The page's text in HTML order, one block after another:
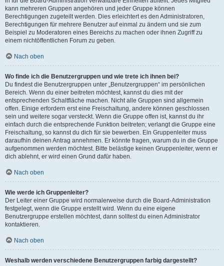
kann mehreren Gruppen angehören und jeder Gruppe können
Berechtigungen zugeteilt werden. Dies erleichtert es den Administratoren,
Berechtigungen für mehrere Benutzer auf einmal zu ändern und sie zum
Beispiel zu Moderatoren eines Bereichs zu machen oder ihnen Zugriff zu
einem nichtöffentlichen Forum zu geben.
Nach oben
Wo finde ich die Benutzergruppen und wie trete ich ihnen bei?
Du findest die Benutzergruppen unter „Benutzergruppen“ im persönlichen
Bereich. Wenn du einer beitreten möchtest, kannst du dies mit der
entsprechenden Schaltfläche machen. Nicht alle Gruppen sind allgemein
offen. Einige erfordern erst eine Freischaltung, andere können geschlossen
sein und weitere sogar versteckt. Wenn die Gruppe offen ist, kannst du ihr
einfach durch die entsprechende Funktion beitreten; verlangt die Gruppe eine
Freischaltung, so kannst du dich für sie bewerben. Ein Gruppenleiter muss
daraufhin deinen Antrag annehmen. Er könnte fragen, warum du in die Gruppe
aufgenommen werden möchtest. Bitte belästige keinen Gruppenleiter, wenn er
dich ablehnt, er wird einen Grund dafür haben.
Nach oben
Wie werde ich Gruppenleiter?
Der Leiter einer Gruppe wird normalerweise durch die Board-Administration
festgelegt, wenn die Gruppe erstellt wird. Wenn du eine eigene
Benutzergruppe erstellen möchtest, dann solltest du einen Administrator
kontaktieren.
Nach oben
Weshalb werden verschiedene Benutzergruppen farbig dargestellt?